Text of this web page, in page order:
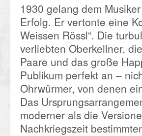
1930 gelang dem
Erfolg. Er vertonte eine
Weissen Rössl“. Die
verliebten Oberkellner,
Paare und das große
Publikum perfekt an –
Ohrwürmer, von denen
Das
moderner als die
Nachkriegszeit